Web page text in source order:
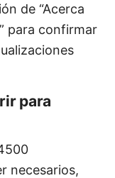
de “Acerca
para confirmar
para
necesarios,